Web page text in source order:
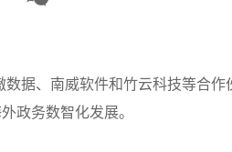
据、南威软件和竹云科技等合
政务数智化发展。